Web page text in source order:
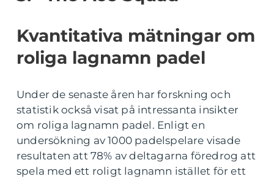
Kvantitativa mätningar om
roliga lagnamn padel
Under de senaste åren har forskning och
statistik också visat på intressanta insikter
om roliga lagnamn padel. Enligt en
undersökning av 1000 padelspelare visade
resultaten att 78% av deltagarna föredrog att
spela med ett roligt lagnamn istället för ett